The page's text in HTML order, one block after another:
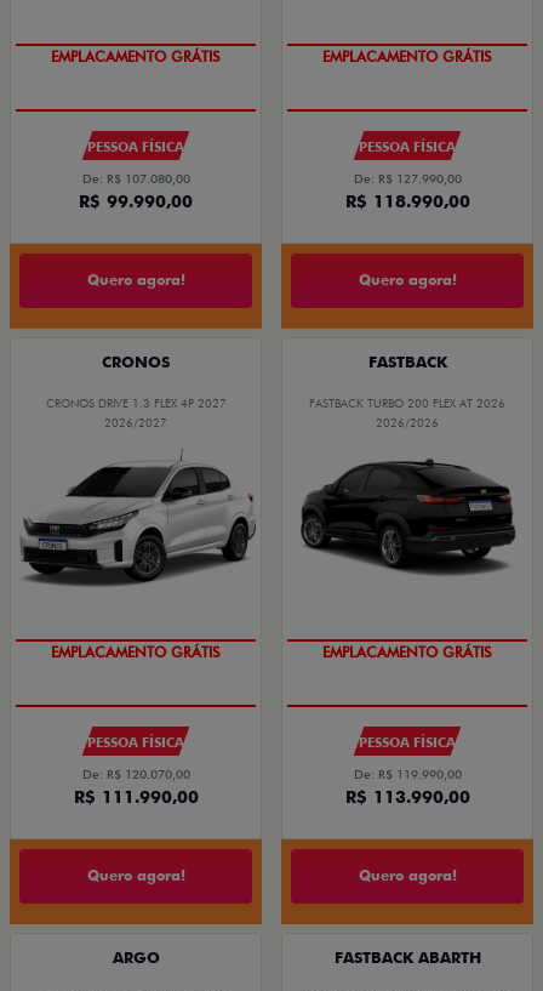
EMPLACAMENTO GRÁTIS
PESSOA FÍSICA
De: R$ 107.080,00
R$ 99.990,00
Quero agora!
EMPLACAMENTO GRÁTIS
PESSOA FÍSICA
De: R$ 127.990,00
R$ 118.990,00
Quero agora!
CRONOS
CRONOS DRIVE 1.3 FLEX 4P 2027
2026/2027
EMPLACAMENTO GRÁTIS
PESSOA FÍSICA
De: R$ 120.070,00
R$ 111.990,00
Quero agora!
FASTBACK
FASTBACK TURBO 200 FLEX AT 2026
2026/2026
EMPLACAMENTO GRÁTIS
PESSOA FÍSICA
De: R$ 119.990,00
R$ 113.990,00
Quero agora!
ARGO FASTBACK ABARTH